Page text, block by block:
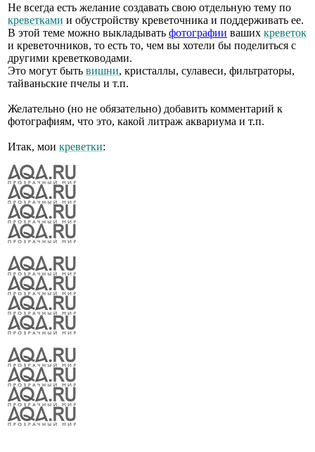
Не всегда есть желание создавать свою отдельную тему по
креветками и обустройству креветочника и поддерживать ее.
В этой теме можно выкладывать фотографии ваших креветок
и креветочников, то есть то, чем вы хотели бы поделиться с
другими креветководами.
Это могут быть вишни, кристаллы, сулавеси, фильтраторы,
тайваньские пчелы и т.п.
Желательно (но не обязательно) добавить комментарий к
фотографиям, что это, какой литраж аквариума и т.п.
Итак, мои креветки: